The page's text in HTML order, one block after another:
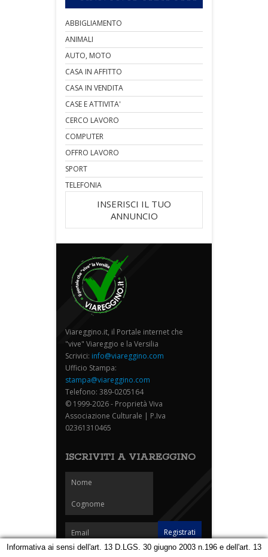
ABBIGLIAMENTO
ANIMALI
AUTO, MOTO
CASA IN AFFITTO
CASA IN VENDITA
CASE E ATTIVITA'
CERCO LAVORO
COMPUTER
OFFRO LAVORO
SPORT
TELEFONIA
INSERISCI IL TUO
ANNUNCIO
Viareggino.it, il Portale internet che
"vive" Viareggio e la Versilia
Scrivici: info@viareggino.com
Ufficio Stampa:
stampa@viareggino.com
Telefono: 389-0205164
© 1999-2026 - Proprietà Viva
Associazione Culturale | P.Iva
02361310465
ISCRIVITI A VIAREGGINO
Informativa ai sensi dell'art. 13 D.LGS. 30 giugno 2003 n.196 e dell'art. 13